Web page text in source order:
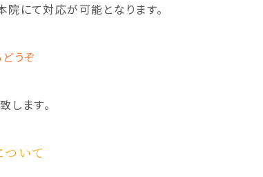
にて対応が可能となります。
うぞ
します。
ついて